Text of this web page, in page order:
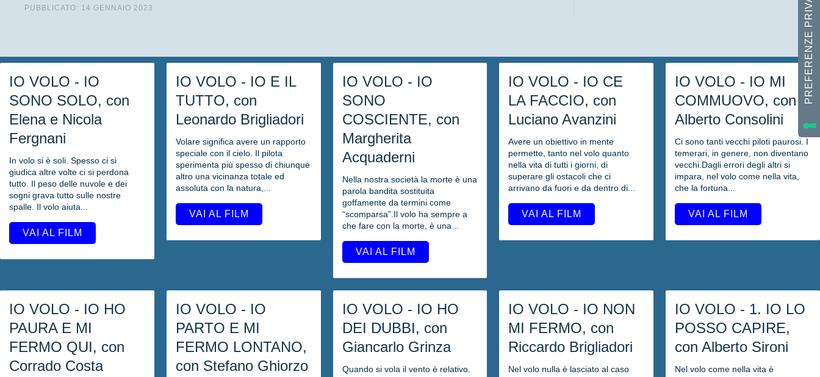
PUBBLICATO: 14 GENNAIO 2023
IO VOLO - IO
SONO SOLO, con
Elena e Nicola
Fergnani
In volo si è soli. Spesso ci si
giudica altre volte ci si perdona
tutto. Il peso delle nuvole e dei
sogni grava tutto sulle nostre
spalle. Il volo aiuta...
VAI AL FILM
IO VOLO - IO E IL
TUTTO, con
Leonardo Brigliadori
Volare significa avere un rapporto
speciale con il cielo. Il pilota
sperimenta più spesso di chiunque
altro una vicinanza totale ed
assoluta con la natura,...
VAI AL FILM
IO VOLO - IO
SONO
COSCIENTE, con
Margherita
Acquaderni
Nella nostra società la morte è una
parola bandita sostituita
goffamente da termini come
“scomparsa”.Il volo ha sempre a
che fare con la morte, è una...
VAI AL FILM
IO VOLO - IO CE
LA FACCIO, con
Luciano Avanzini
Avere un obiettivo in mente
permette, tanto nel volo quanto
nella vita di tutti i giorni, di
superare gli ostacoli che ci
arrivano da fuori e da dentro di...
VAI AL FILM
IO VOLO - IO MI
COMMUOVO, con
Alberto Consolini
Ci sono tanti vecchi piloti paurosi. I
temerari, in genere, non diventano
vecchi.Dagli errori degli altri si
impara, nel volo come nella vita,
che la fortuna...
VAI AL FILM
IO VOLO - IO HO
PAURA E MI
FERMO QUI, con
Corrado Costa
IO VOLO - IO
PARTO E MI
FERMO LONTANO,
con Stefano Ghiorzo
IO VOLO - IO HO
DEI DUBBI, con
Giancarlo Grinza
Quando si vola il vento è relativo.
IO VOLO - IO NON
MI FERMO, con
Riccardo Brigliadori
Nel volo nulla è lasciato al caso
IO VOLO - 1. IO LO
POSSO CAPIRE,
con Alberto Sironi
Nel volo come nella vita è